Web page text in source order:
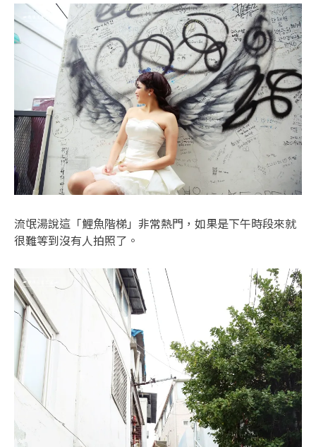
流氓湯說這「鯉魚階梯」非常熱門，如果是下午時段來就
很難等到沒有人拍照了。